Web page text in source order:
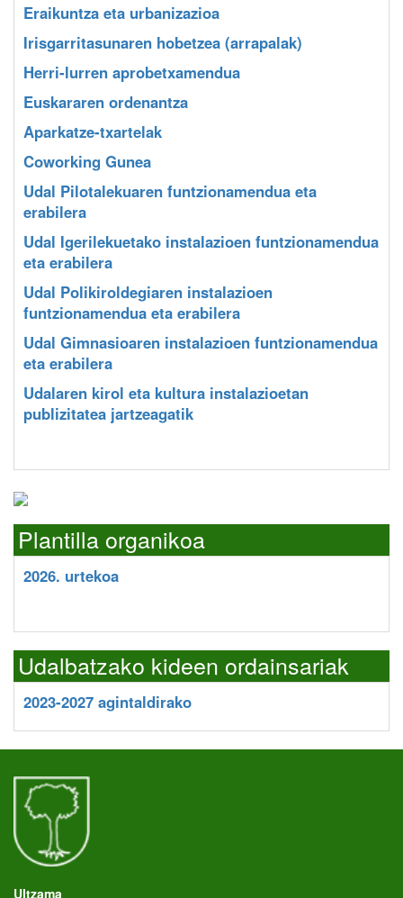
Eraikuntza eta urbanizazioa
Irisgarritasunaren hobetzea (arrapalak)
Herri-lurren aprobetxamendua
Euskararen ordenantza
Aparkatze-txartelak
Coworking Gunea
Udal Pilotalekuaren funtzionamendua eta
erabilera
Udal Igerilekuetako instalazioen funtzionamendua
eta erabilera
Udal Polikiroldegiaren instalazioen
funtzionamendua eta erabilera
Udal Gimnasioaren instalazioen funtzionamendua
eta erabilera
Udalaren kirol eta kultura instalazioetan
publizitatea jartzeagatik
Plantilla organikoa
2026. urtekoa
Udalbatzako kideen ordainsariak
2023-2027 agintaldirako
Ultzama